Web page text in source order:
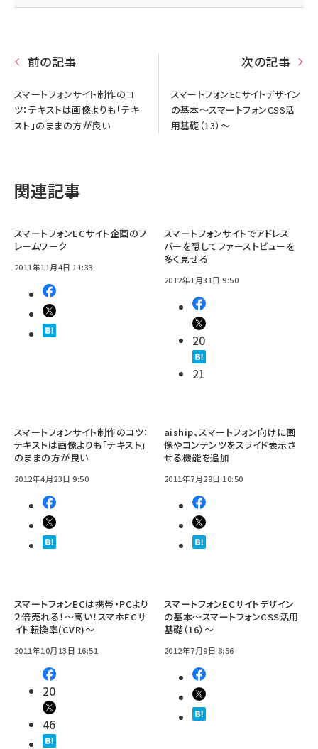
前の記事
スマートフォンサイト制作のコ
ツ：テキストは画像よりも「テキ
スト」のままの方が良い
次の記事
スマートフォンECサイトデザイン
の基本～スマートフォンCSS活
用基礎（13）～
関連記事
スマートフォンECサイト企画のフ
レームワーク
2011年11月4日 11:33
スマートフォンサイトでアドレス
バーを隠してファーストビューを
多く見せる
2012年1月31日 9:50
20
21
スマートフォンサイト制作のコツ：
テキストは画像よりも「テキスト」
のままの方が良い
2012年4月23日 9:50
aiship、スマートフォン向けに画
像やコンテンツをスライド表示さ
せる機能を追加
2011年7月29日 10:50
スマートフォンECは携帯・PCより
２倍売れる！～高い！スマホECサ
イト転換率(CVR)～
2011年10月13日 16:51
20
46
スマートフォンECサイトデザイン
の基本～スマートフォンCSS活用
基礎（16）～
2012年7月9日 8:56